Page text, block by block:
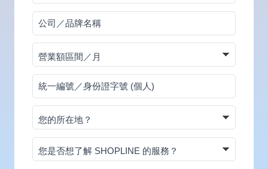
碼
公
司
／
品
牌
名
稱
營
業
額
區
間
／
月
統
一
編
號
／
您
的
所
在
您
是